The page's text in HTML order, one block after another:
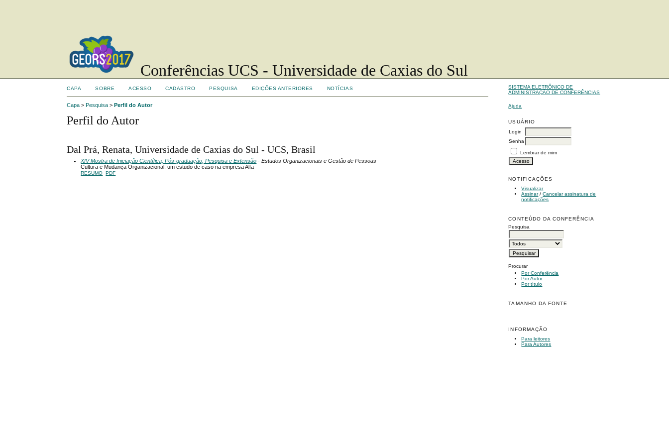
Conferências UCS - Universidade de Caxias do Sul
SISTEMA ELETRÔNICO DE
ADMINISTRAÇÃO DE CONFERÊNCIAS
Ajuda
USUÁRIO
Login
Senha
Lembrar de mim
NOTIFICAÇÕES
Visualizar
Assinar/Cancelar assinatura de
notificações
CONTEÚDO DA CONFERÊNCIA
Pesquisa
Procurar
Por Conferência
Por Autor
Por título
TAMANHO DA FONTE
INFORMAÇÃO
Para leitores
Para Autores
CAPA SOBRE ACESSO CADASTRO PESQUISA EDIÇÕES ANTERIORES NOTÍCIAS
Capa >Pesquisa >Perfil do Autor
Perfil do Autor
Dal Prá, Renata, Universidade de Caxias do Sul - UCS, Brasil
XIV Mostra de Iniciação Científica, Pós-graduação, Pesquisa e Extensão - Estudos Organizacionais e Gestão de Pessoas
Cultura e Mudança Organizacional: um estudo de caso na empresa Alfa
RESUMO PDF